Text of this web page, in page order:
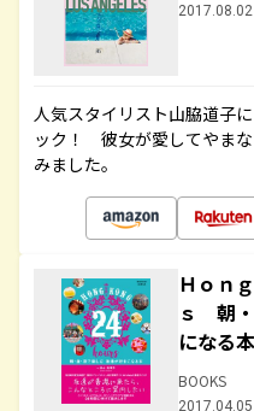
人気スタイリスト山脇道子
ック！ 彼女が愛してやま
みました。
Ｈｏｎ
ｓ 朝・
になる本
BOOKS